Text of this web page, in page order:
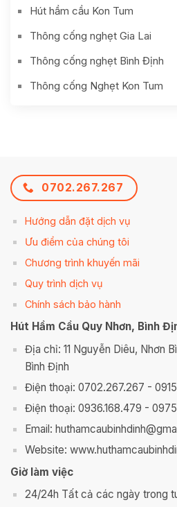
Hút hầm cầu Kon Tum
Thông cống nghẹt Gia Lai
Thông cống nghẹt Bình Định
Thông cống Nghẹt Kon Tum
0702.267.267
Hướng dẫn đặt dịch vụ
Ưu điểm của chúng tôi
Chương trình khuyến mãi
Quy trình dịch vụ
Chính sách bảo hành
Hút Hầm Cầu Quy Nhơn, Bình
Địa chỉ: 11 Nguyễn Diêu, Nhơn
Bình Định
Điện thoại: 0702.267.267 -
Điện thoại: 0936.168.479 -
Email:
Website:
Giờ làm việc
24/24h Tất cả các ngày trong